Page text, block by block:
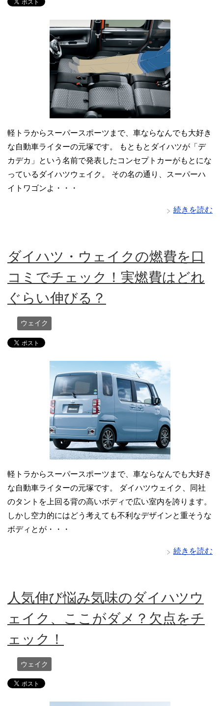
軽トラからスーパースポーツまで、車ならなんでも大好き
な自動車ライターの元塚です。 もともとダイハツが「デ
カデカ」という名前で発表したコンセプトカーがもとにな
っているダイハツウェイク。 その名の通り、スーパーハ
イトワゴンよ・・・
続きを読む
ダイハツ・ウェイクの燃費を口
コミでチェック！実燃費はどれ
ぐらい伸びる？
ウェイク
軽トラからスーパースポーツまで、車ならなんでも大好き
な自動車ライターの元塚です。 ダイハツウェイク、同社
のタントを上回る背の高いボディで広い室内を誇ります。
しかし空力的にはどう考えても不利なデザインと重そうな
ボディとが・・・
続きを読む
人気伸び悩み気味のダイハツウ
ェイク、ここがダメ？欠点をチ
ェック！
ウェイク